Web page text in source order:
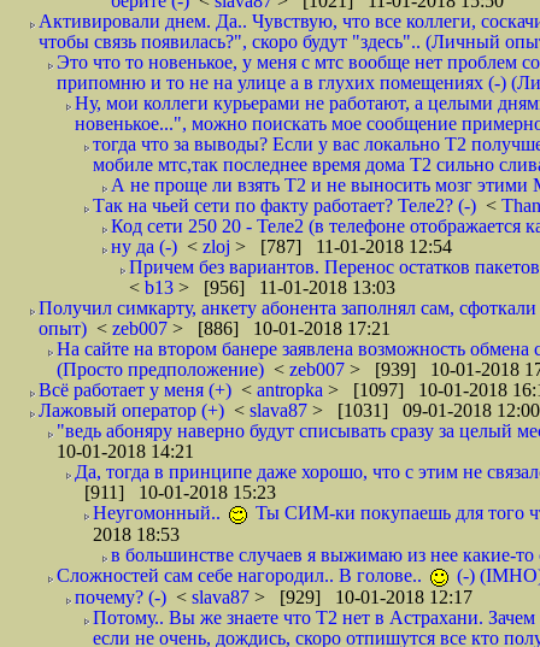
Активировали днем. Да.. Чувствую, что все коллеги,
чтобы связь появилась?", скоро будут "здесь".. (Личный
Это что то новенькое, у меня с мтс вообще нет проблем
припомню и то не на улице а в глухих помещениях (-)
Ну, мои коллеги курьерами не работают, а целыми
новенькое...", можно поискать мое сообщение
тогда что за выводы? Если у вас локально Т2
мобиле мтс,так последнее время дома Т2 сильно
А не проще ли взять Т2 и не выносить мозг
Так на чьей сети по факту работает? Теле2? (-) <
Код сети 250 20 - Теле2 (в телефоне отображается
ну да (-) < zloj > [787] 11-01-2018 12:54
Причем без вариантов. Перенос остатков
< b13 > [956] 11-01-2018 13:03
Получил симкарту, анкету абонента заполнял сам,
опыт) < zeb007 > [886] 10-01-2018 17:21
На сайте на втором банере заявлена возможность
(Просто предположение) < zeb007 > [939] 10-01-2018
Всё работает у меня (+) < antropka > [1097] 10-01-2018
Лажовый оператор (+) < slava87 > [1031] 09-01-2018 12:00
"ведь абоняру наверно будут списывать сразу за целый
10-01-2018 14:21
Да, тогда в принципе даже хорошо, что с этим не
[911] 10-01-2018 15:23
Неугомонный..
Ты СИМ-ки покупаешь для того
2018 18:53
в большинстве случаев я выжимаю из нее какие-то
Сложностей сам себе нагородил.. В голове..
(-)
почему? (-) < slava87 > [929] 10-01-2018 12:17
Потому.. Вы же знаете что Т2 нет в Астрахани.
если не очень, дождись, скоро отпишутся все кто